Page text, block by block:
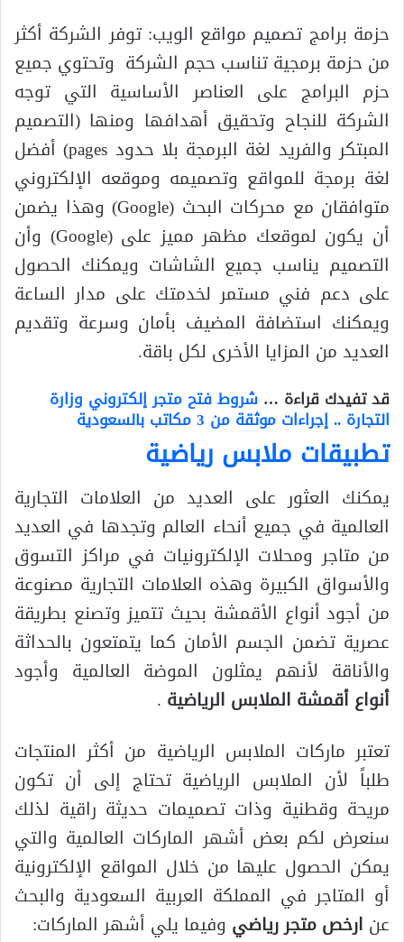
حزمة برامج تصميم مواقع الويب: توفر الشركة أكثر
من حزمة برمجية تناسب حجم الشركة وتحتوي جميع
حزم البرامج على العناصر الأساسية التي توجه
الشركة للنجاح وتحقيق أهدافها ومنها (التصميم
المبتكر والفريد لغة البرمجة بلا حدود pages) أفضل
لغة برمجة للمواقع وتصميمه وموقعه الإلكتروني
متوافقان مع محركات البحث (Google) وهذا يضمن
أن يكون لموقعك مظهر مميز على (Google) وأن
التصميم يناسب جميع الشاشات ويمكنك الحصول
على دعم فني مستمر لخدمتك على مدار الساعة
ويمكنك استضافة المضيف بأمان وسرعة وتقديم
العديد من المزايا الأخرى لكل باقة.
قد تفيدك قراءة … شروط فتح متجر إلكتروني وزارة
التجارة .. إجراءات موثقة من 3 مكاتب بالسعودية
تطبيقات ملابس رياضية
يمكنك العثور على العديد من العلامات التجارية
العالمية في جميع أنحاء العالم وتجدها في العديد
من متاجر ومحلات الإلكترونيات في مراكز التسوق
والأسواق الكبيرة وهذه العلامات التجارية مصنوعة
من أجود أنواع الأقمشة بحيث تتميز وتصنع بطريقة
عصرية تضمن الجسم الأمان كما يتمتعون بالحداثة
والأناقة لأنهم يمثلون الموضة العالمية وأجود
أنواع أقمشة الملابس الرياضية .
تعتبر ماركات الملابس الرياضية من أكثر المنتجات
طلباً لأن الملابس الرياضية تحتاج إلى أن تكون
مريحة وقطنية وذات تصميمات حديثة راقية لذلك
سنعرض لكم بعض أشهر الماركات العالمية والتي
يمكن الحصول عليها من خلال المواقع الإلكترونية
أو المتاجر في المملكة العربية السعودية والبحث
عن ارخص متجر رياضي وفيما يلي أشهر الماركات: